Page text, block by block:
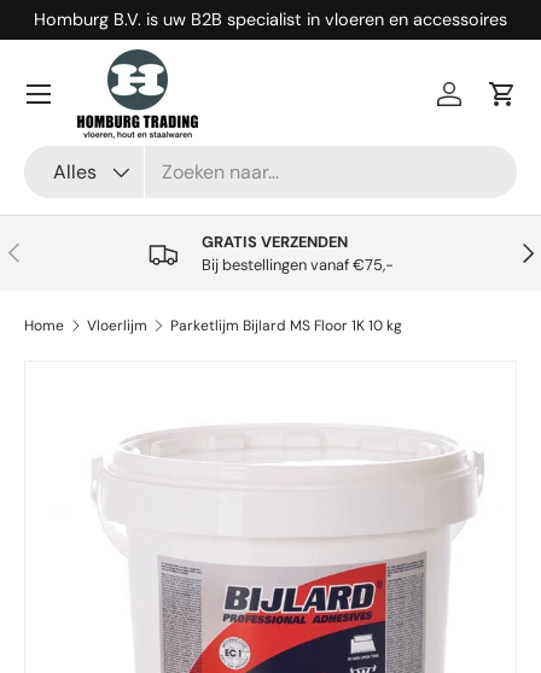
Ga naar inhoud
Homburg B.V. is uw B2B specialist in vloeren en accessoires
Alles
Inloggen
Menu
Vorige
GRATIS VERZENDEN
Bij bestellingen vanaf €75,-
Home Vloerlijm Parketlijm Bijlard MS Floor 1K 10 kg